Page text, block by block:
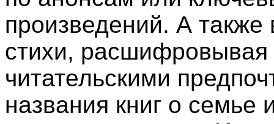
произведений. А
стихи, расшифровывая
читательскими
названия книг о семье